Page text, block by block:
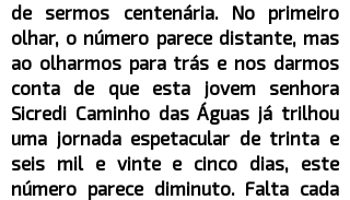
de sermos centenária. No primeiro
olhar, o número parece distante, mas
ao olharmos para trás e nos darmos
conta de que esta jovem senhora
Sicredi Caminho das Águas já trilhou
uma jornada espetacular de trinta e
seis mil e vinte e cinco dias, este
número parece diminuto. Falta cada